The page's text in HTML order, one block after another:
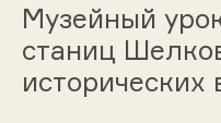
Музейный
станиц
исторических